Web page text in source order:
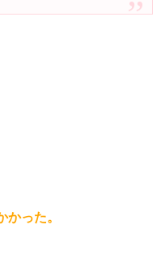
った。